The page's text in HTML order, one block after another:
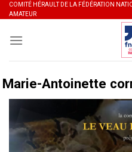
Skip
to
content
COMITÉ HÉRAULT DE LA FÉDÉRATION
AMATEUR
Marie-Antoinette